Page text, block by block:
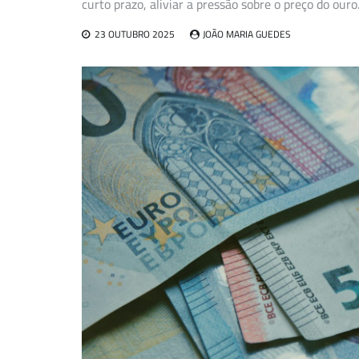
23 OUTUBRO 2025 JOÃO MARIA GUEDES